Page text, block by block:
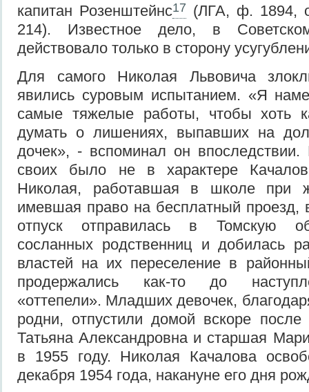
капитан Розенштейнс17 (ЛГА, ф. 1894,
214). Известное дело, в
действовало только в сторону
Для самого Николая Львовича
явились суровым испытанием. «Я
самые тяжелые работы, чтобы хоть
думать о лишениях, выпавших на
дочек», - вспоминал он
своих было не в характере
Николая, работавшая в школе при
имевшая право на бесплатный проезд,
отпуск отправилась в Томскую
сосланных родственниц и добилась
властей на их переселение в
продержались как-то до
«оттепели». Младших девочек,
родни, отпустили домой вскоре
Татьяна Александровна и старшая
в 1955 году. Николая Качалова
декабря 1954 года, накануне его дня